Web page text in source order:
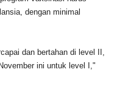
dengan minimal
dan bertahan di level II,
ini untuk level I,"